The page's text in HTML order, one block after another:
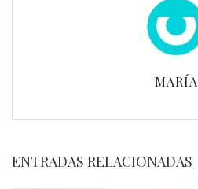
MARÍA
ENTRADAS RELACIONADAS